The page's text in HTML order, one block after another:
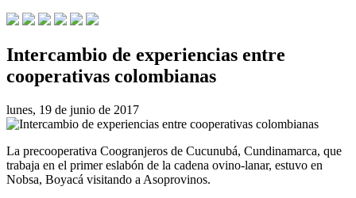
Intercambio de experiencias entre
cooperativas colombianas
lunes, 19 de junio de 2017
La precooperativa Coogranjeros de Cucunubá, Cundinamarca, que
trabaja en el primer eslabón de la cadena ovino-lanar, estuvo en
Nobsa, Boyacá visitando a Asoprovinos.